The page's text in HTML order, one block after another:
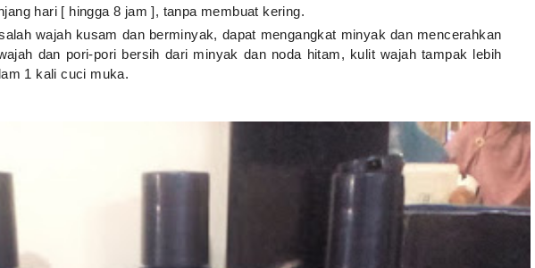
hari [ hingga 8 jam ], tanpa membuat kering.
wajah kusam dan berminyak, dapat mengangkat minyak dan mencerahkan
dan pori-pori bersih dari minyak dan noda hitam, kulit wajah tampak lebih
1 kali cuci muka.